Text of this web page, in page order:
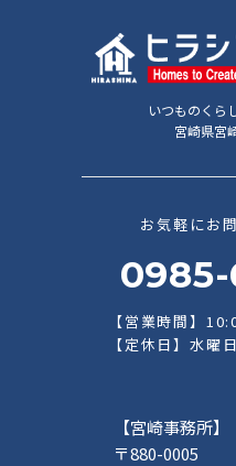
いつものくら
宮崎県宮
お気軽にお
0985-
【営業時間】
【定休日】水曜
【宮崎事務所】
〒880-0005